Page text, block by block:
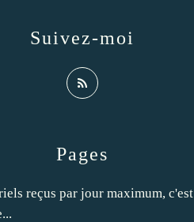
Pages
reçus par jour maximum, c'est
Suivez-moi